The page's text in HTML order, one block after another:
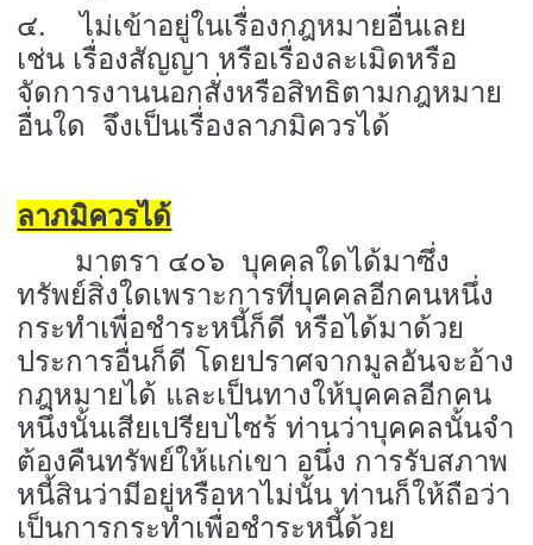
๔. ไม่เข้าอยู่ในเรื่องกฎหมายอื่นเลย
เช่น เรื่องสัญญา หรือเรื่องละเมิดหรือ
จัดการงานนอกสั่งหรือสิทธิตามกฎหมาย
อื่นใด จึงเป็นเรื่องลาภมิควรได้
ลาภมิควรได้
มาตรา ๔๐๖ บุคคลใดได้มาซึ่ง
ทรัพย์สิ่งใดเพราะการที่บุคคลอีกคนหนึ่ง
กระทำเพื่อชำระหนี้ก็ดี หรือได้มาด้วย
ประการอื่นก็ดี โดยปราศจากมูลอันจะอ้าง
กฎหมายได้ และเป็นทางให้บุคคลอีกคน
หนึ่งนั้นเสียเปรียบไซร้ ท่านว่าบุคคลนั้นจำ
ต้องคืนทรัพย์ให้แก่เขา อนึ่ง การรับสภาพ
หนี้สินว่ามีอยู่หรือหาไม่นั้น ท่านก็ให้ถือว่า
เป็นการกระทำเพื่อชำระหนี้ด้วย